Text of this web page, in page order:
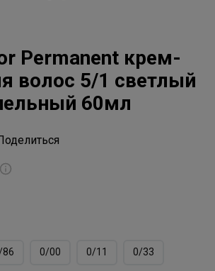
Permanent крем-
волос 5/1 светлый
60мл
0/00 0/11 0/33